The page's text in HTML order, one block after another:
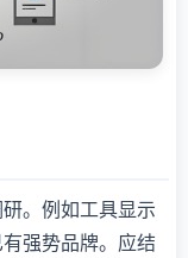
。例如工具显示
强势品牌。应结